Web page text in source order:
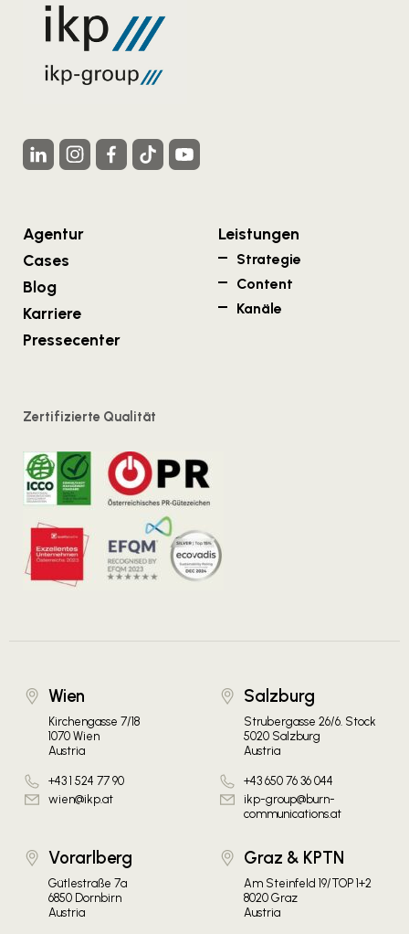
Agentur
Cases
Blog
Karriere
Pressecenter
Leistungen
Strategie
Content
Kanäle
Zertifizierte Qualität
Wien
Kirchengasse 7/18
1070 Wien
Austria
+43 1 524 77 90
wien@ikp.at
Salzburg
Strubergasse 26/6. Stock
5020 Salzburg
Austria
+43 650 76 36 044
ikp-group@burn-
communications.at
Vorarlberg
Gütlestraße 7a
6850 Dornbirn
Austria
Graz & KPTN
Am Steinfeld 19/TOP 1+2
8020 Graz
Austria